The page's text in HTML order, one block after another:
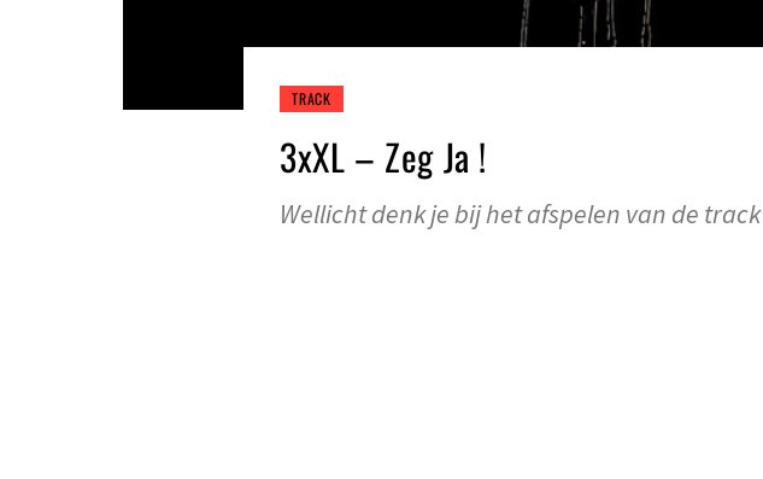
TRACK
3xXL – Zeg Ja !
Wellicht denk je bij het afspelen van de